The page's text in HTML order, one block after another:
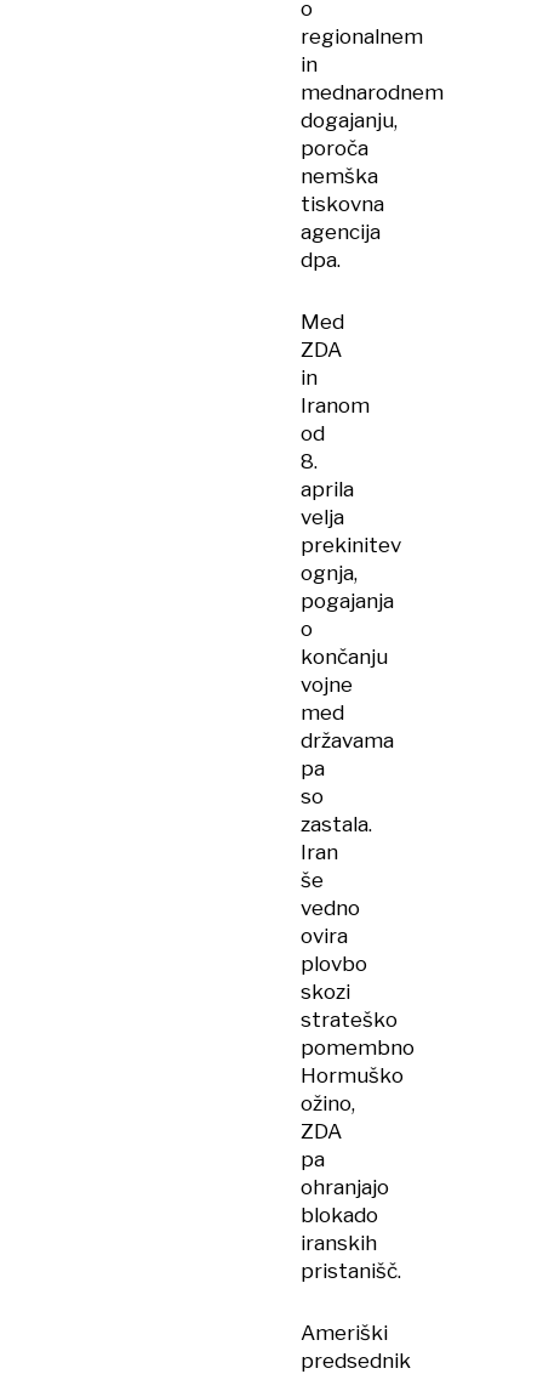
o
regionalnem
in
mednarodnem
dogajanju,
poroča
nemška
tiskovna
agencija
dpa.
Med
ZDA
in
Iranom
od
8.
aprila
velja
prekinitev
ognja,
pogajanja
o
končanju
vojne
med
državama
pa
so
zastala.
Iran
še
vedno
ovira
plovbo
skozi
strateško
pomembno
Hormuško
ožino,
ZDA
pa
ohranjajo
blokado
iranskih
pristanišč.
Ameriški
predsednik